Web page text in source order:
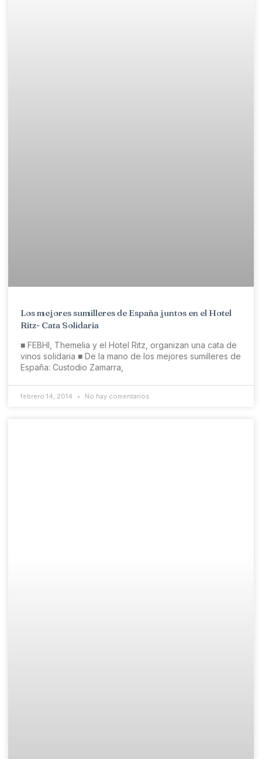
Los mejores sumilleres de España juntos en el Hotel
Ritz- Cata Solidaria
■ FEBHI, Themelia y el Hotel Ritz, organizan una cata de
vinos solidaria ■ De la mano de los mejores sumilleres de
España: Custodio Zamarra,
febrero 14, 2014 No hay comentarios